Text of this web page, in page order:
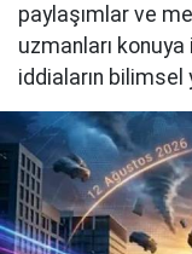
paylaşımlar ve
uzmanları
iddiaların bilimsel